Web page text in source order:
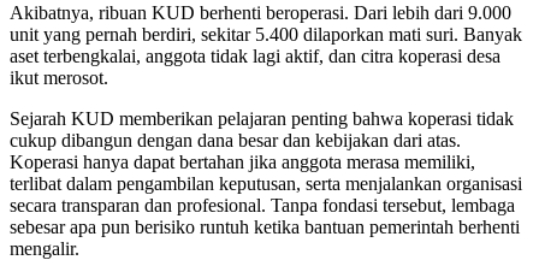
Akibatnya, ribuan KUD berhenti beroperasi. Dari lebih dari 9.000
unit yang pernah berdiri, sekitar 5.400 dilaporkan mati suri. Banyak
aset terbengkalai, anggota tidak lagi aktif, dan citra koperasi desa
ikut merosot.
Sejarah KUD memberikan pelajaran penting bahwa koperasi tidak
cukup dibangun dengan dana besar dan kebijakan dari atas.
Koperasi hanya dapat bertahan jika anggota merasa memiliki,
terlibat dalam pengambilan keputusan, serta menjalankan organisasi
secara transparan dan profesional. Tanpa fondasi tersebut, lembaga
sebesar apa pun berisiko runtuh ketika bantuan pemerintah berhenti
mengalir.